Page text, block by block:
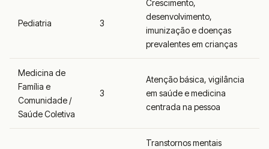
Pediatria 3
Crescimento,
desenvolvimento,
imunização e doenças
prevalentes em crianças
Medicina de
Família e
Comunidade /
Saúde Coletiva
3
Atenção básica, vigilância
em saúde e medicina
centrada na pessoa
Transtornos mentais